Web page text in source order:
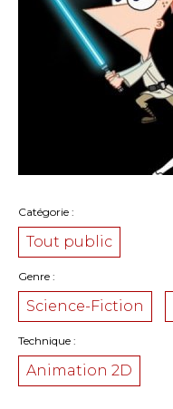
Catégorie
Tout public
Genre
Science-Fiction
Technique
Animation 2D